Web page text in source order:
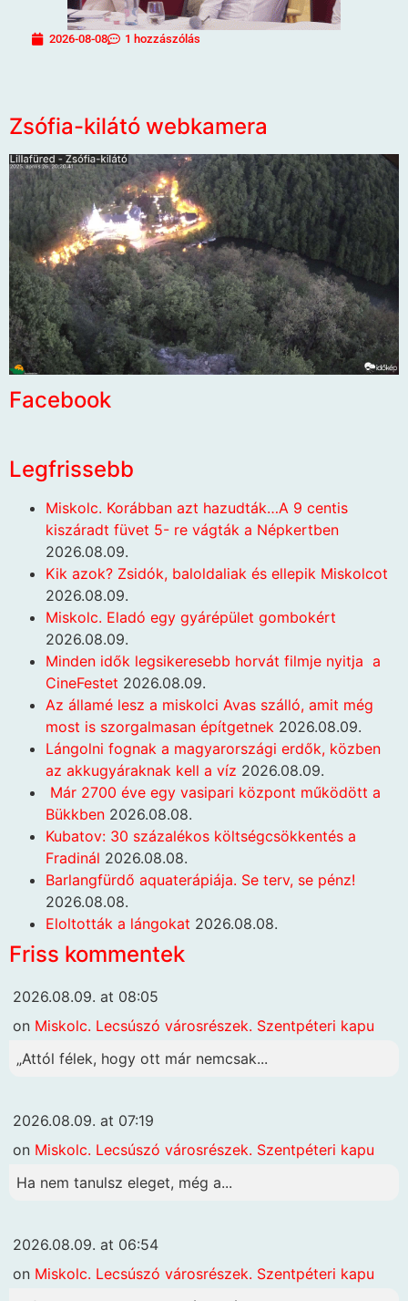
2026-08-08 1 hozzászólás
Zsófia-kilátó webkamera
Facebook
Legfrissebb
Miskolc. Korábban azt hazudták…A 9 centis
kiszáradt füvet 5- re vágták a Népkertben
2026.08.09.
Kik azok? Zsidók, baloldaliak és ellepik Miskolcot
2026.08.09.
Miskolc. Eladó egy gyárépület gombokért
2026.08.09.
Minden idők legsikeresebb horvát filmje nyitja a
CineFestet 2026.08.09.
Az államé lesz a miskolci Avas szálló, amit még
most is szorgalmasan építgetnek 2026.08.09.
Lángolni fognak a magyarországi erdők, közben
az akkugyáraknak kell a víz 2026.08.09.
Már 2700 éve egy vasipari központ működött a
Bükkben 2026.08.08.
Kubatov: 30 százalékos költségcsökkentés a
Fradinál 2026.08.08.
Barlangfürdő aquaterápiája. Se terv, se pénz!
2026.08.08.
Eloltották a lángokat 2026.08.08.
Friss kommentek
2026.08.09. at 08:05
on Miskolc. Lecsúszó városrészek. Szentpéteri kapu
„Attól félek, hogy ott már nemcsak...
2026.08.09. at 07:19
on Miskolc. Lecsúszó városrészek. Szentpéteri kapu
Ha nem tanulsz eleget, még a...
2026.08.09. at 06:54
on Miskolc. Lecsúszó városrészek. Szentpéteri kapu